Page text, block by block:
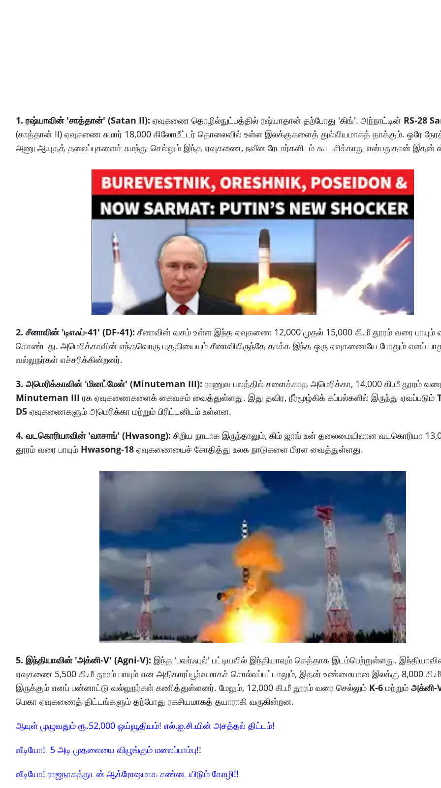
1. ரஷ்யாவின் 'சாத்தான்' (Satan II): ஏவுகணை தொழில்நுட்பத்தில் ரஷ்யாதான் தற்போது 'கிங்'. அந்நாட்டின் RS-28
(சாத்தான் II) ஏவுகணை சுமார் 18,000 கிலோமீட்டர் தொலைவில் உள்ள இலக்குகளைத் துல்லியமாகத் தாக்கும். ஒரே
அணு ஆயுதத் தலைப்புகளைச் சுமந்து செல்லும் இந்த ஏவுகணை, நவீன ரேடார்களிடம் கூட சிக்காது என்பதுதான்
2. சீனாவின் 'டிஎஃப்-41' (DF-41): சீனாவின் வசம் உள்ள இந்த ஏவுகணை 12,000 முதல் 15,000 கி.மீ தூரம் வரை
கொண்டது. அமெரிக்காவின் எந்தவொரு பகுதியையும் சீனாவிலிருந்தே தாக்க இந்த ஒரு ஏவுகணையே போதும் எனப்
வல்லுநர்கள் எச்சரிக்கின்றனர்.
3. அமெரிக்காவின் 'மினட்மேன்' (Minuteman III): ராணுவ பலத்தில் சளைக்காத அமெரிக்கா, 14,000 கி.மீ தூரம் வரை
Minuteman III ரக ஏவுகணைகளைக் கைவசம் வைத்துள்ளது. இது தவிர, நீர்மூழ்கிக் கப்பல்களில் இருந்து ஏவப்படும்
D5 ஏவுகணைகளும் அமெரிக்கா மற்றும் பிரிட்டனிடம் உள்ளன.
4. வடகொரியாவின் 'வாசாங்' (Hwasong): சிறிய நாடாக இருந்தாலும், கிம் ஜாங் உன் தலைமையிலான வடகொரியா
தூரம் வரை பாயும் Hwasong-18 ஏவுகணையைச் சோதித்து உலக நாடுகளை மிரள வைத்துள்ளது.
5. இந்தியாவின் 'அக்னி-V' (Agni-V): இந்த 'பவர்ஃபுல்' பட்டியலில் இந்தியாவும் கெத்தாக இடம்பெற்றுள்ளது.
ஏவுகணை 5,500 கி.மீ தூரம் பாயும் என அதிகாரப்பூர்வமாகச் சொல்லப்பட்டாலும், இதன் உண்மையான இலக்கு 8,000
இருக்கும் எனப் பன்னாட்டு வல்லுநர்கள் கணித்துள்ளனர். மேலும், 12,000 கி.மீ தூரம் வரை செல்லும் K-6 மற்றும் அக்னி-
மெகா ஏவுகணைத் திட்டங்களும் தற்போது ரகசியமாகத் தயாராகி வருகின்றன.
ஆயுள் முழுவதும் ரூ.52,000 ஓய்வூதியம்! எல்.ஐ.சி.யின் அசத்தல் திட்டம்!
வீடியோ! 5 அடி முதலையை விழுங்கும் மலைப்பாம்பு!!
வீடியோ! ராஜநாகத்துடன் ஆக்ரோஷமாக சண்டையிடும் கோழி!!